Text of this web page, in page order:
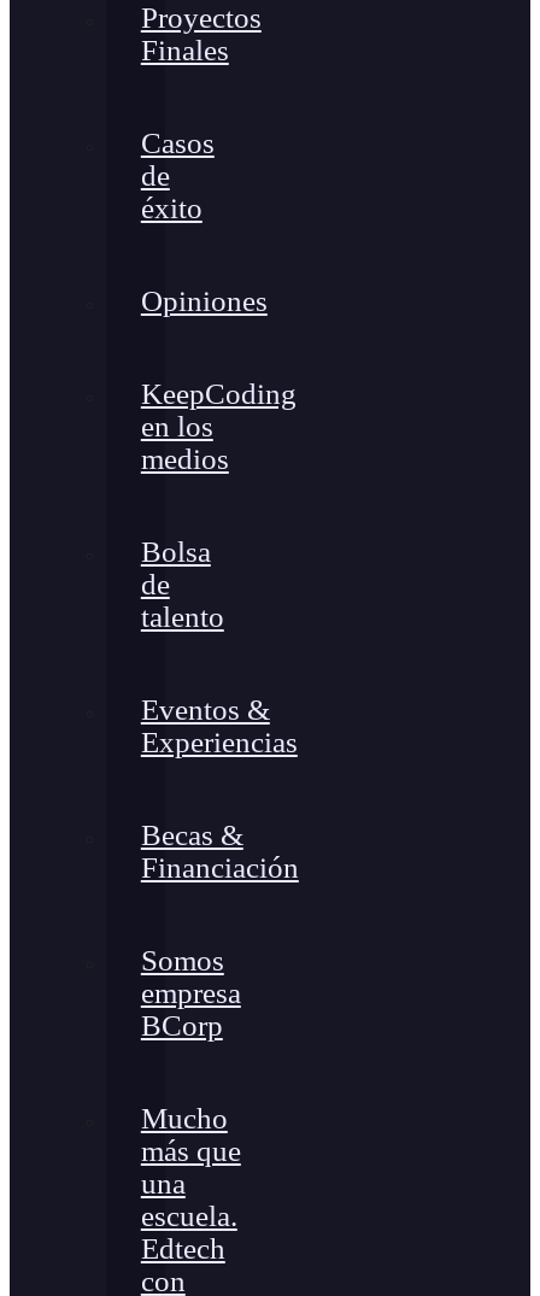
Proyectos
Finales
Casos
de
éxito
Opiniones
KeepCoding
en los
medios
Bolsa
de
talento
Eventos &
Experiencias
Becas &
Financiación
Somos
empresa
BCorp
Mucho
más que
una
escuela.
Edtech
con